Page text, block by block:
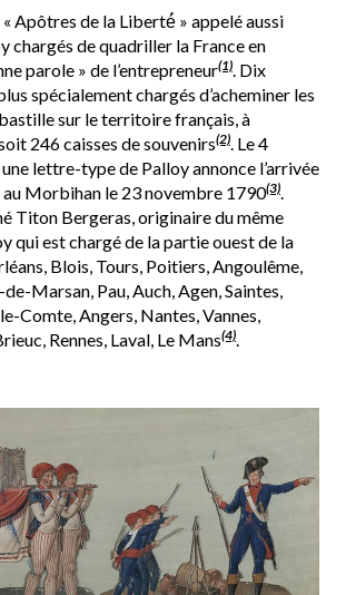
Apôtres de la Liberté́ » appelé aussi
chargés de quadriller la France en
parole » de l’entrepreneur(1) . Dix
spécialement chargés d’acheminer les
sur le territoire français, à
246 caisses de souvenirs(2) . Le 4
lettre-type de Palloy annonce l’arrivée
au Morbihan le 23 novembre 1790(3)
Titon Bergeras, originaire du même
qui est chargé de la partie ouest de la
Blois, Tours, Poitiers, Angoulême,
Marsan, Pau, Auch, Agen, Saintes,
Comte, Angers, Nantes, Vannes,
Rennes, Laval, Le Mans(4)